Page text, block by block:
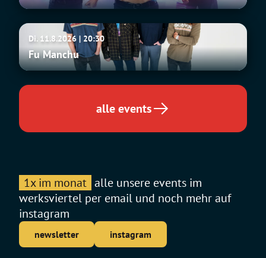
Fu
Manchu
Di. 11.8.2026 | 20:30
Fu Manchu
alle events
1x im monat alle unsere events im
werksviertel per email und noch mehr auf
instagram
newsletter instagram